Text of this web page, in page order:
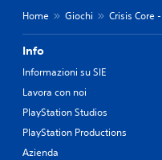
Home Giochi Crisis Core
Info
Informazioni su SIE
Lavora con noi
PlayStation Studios
PlayStation Productions
Azienda